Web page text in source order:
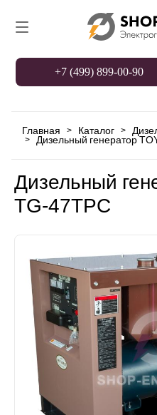
+7 (499) 899-00-90
Главная > Каталог >
> Дизельный генератор
Дизельный
TG-47TPC